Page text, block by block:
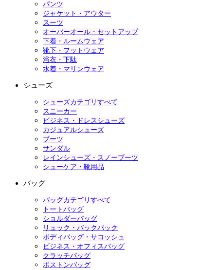
パンツ
ジャケット・アウター
スーツ
オーバーオール・セットアップ
下着・ルームウェア
靴下・フットウェア
浴衣・下駄
水着・マリンウェア
シューズ
シューズカテゴリすべて
スニーカー
ビジネス・ドレスシューズ
カジュアルシューズ
ブーツ
サンダル
レインシューズ・スノーブーツ
シューケア・靴用品
バッグ
バッグカテゴリすべて
トートバッグ
ショルダーバッグ
リュック・バックパック
ボディバッグ・サコッシュ
ビジネス・オフィスバッグ
クラッチバッグ
ボストンバッグ